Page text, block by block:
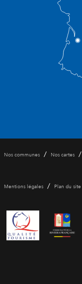
Nos communes / Nos cartes /
Mentions légales / Plan du site